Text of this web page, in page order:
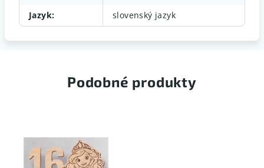
Jazyk: slovenský jazyk
Podobné produkty